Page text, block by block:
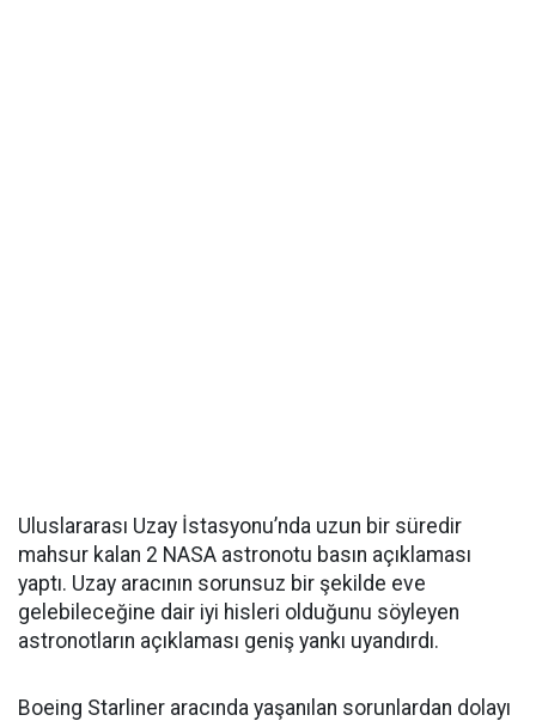
Uluslararası Uzay İstasyonu’nda uzun bir süredir
mahsur kalan 2 NASA astronotu basın açıklaması
yaptı. Uzay aracının sorunsuz bir şekilde eve
gelebileceğine dair iyi hisleri olduğunu söyleyen
astronotların açıklaması geniş yankı uyandırdı.
Boeing Starliner aracında yaşanılan sorunlardan dolayı